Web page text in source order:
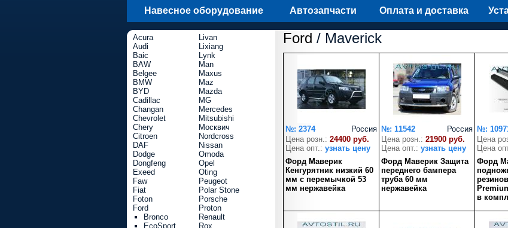
Навесное оборудование Автозапчасти Оплата и доставка
Ford / Maverick
Россия
№: 2374
Цена розн.: 24400 руб.
Цена опт.: узнать цену
Форд Маверик
Кенгурятник низкий 60
мм с перемычкой 53
мм нержавейка
Россия
№: 11542
Цена розн.: 21900 руб.
Цена опт.: узнать цену
Форд Маверик Защита
переднего бампера
труба 60 мм
нержавейка
№:
Цена
Цена
Форд
в
Acura
Audi
Baic
BAW
Belgee
BMW
BYD
Cadillac
Changan
Chevrolet
Chery
Citroen
DAF
Dodge
Dongfeng
Exeed
Faw
Fiat
Foton
Ford
Bronco
EcoSport
Livan
Lixiang
Lynk
Man
Maxus
Maz
Mazda
MG
Mercedes
Mitsubishi
Москвич
Nordcross
Nissan
Omoda
Opel
Oting
Peugeot
Polar Stone
Porsche
Proton
Renault
Rox